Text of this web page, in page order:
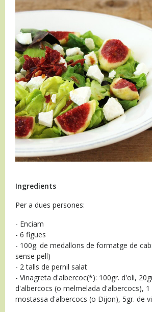
Ingredients
Per a dues persones:
- Enciam
- 6 figues
- 100g. de medallons de formatge de
sense pell)
- 2 talls de pernil salat
- Vinagreta d'albercoc(*): 100gr. d'oli,
d'albercocs (o melmelada d'albercocs), 1
mostassa d'albercocs (o Dijon), 5gr. de